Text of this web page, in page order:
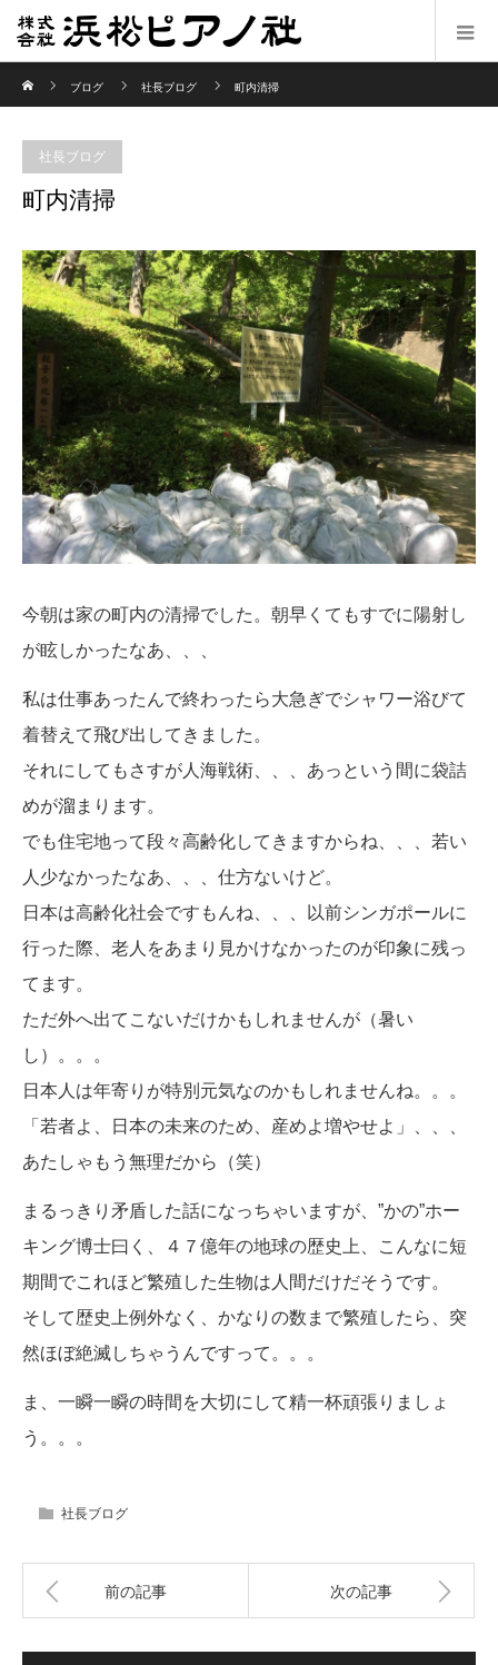
ブログ
社長ブログ 町内清掃
社長ブログ
町内清掃
今朝は家の町内の清掃でした。朝早くてもすでに陽射し
が眩しかったなあ、、、
私は仕事あったんで終わったら大急ぎでシャワー浴びて
着替えて飛び出してきました。
それにしてもさすが人海戦術、、、あっという間に袋詰
めが溜まります。
でも住宅地って段々高齢化してきますからね、、、若い
人少なかったなあ、、、仕方ないけど。
日本は高齢化社会ですもんね、、、以前シンガポールに
行った際、老人をあまり見かけなかったのが印象に残っ
てます。
ただ外へ出てこないだけかもしれませんが（暑い
し）。。。
日本人は年寄りが特別元気なのかもしれませんね。。。
「若者よ、日本の未来のため、産めよ増やせよ」、、、
あたしゃもう無理だから（笑）
まるっきり矛盾した話になっちゃいますが、”かの”ホー
キング博士曰く、４７億年の地球の歴史上、こんなに短
期間でこれほど繁殖した生物は人間だけだそうです。
そして歴史上例外なく、かなりの数まで繁殖したら、突
然ほぼ絶滅しちゃうんですって。。。
ま、一瞬一瞬の時間を大切にして精一杯頑張りましょ
う。。。
社長ブログ
前の記事 次の記事